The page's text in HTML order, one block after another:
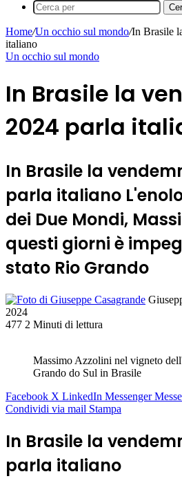
Home/Un occhio sul mondo/In Brasile
italiano
Un occhio sul mondo
In Brasile la
2024 parla
In Brasile la
parla italiano
dei Due Mondi,
questi giorni è
stato Rio Grando
2024
477 2 Minuti di lettura
Massimo Azzolini nel vigneto
Grando do Sul in Brasile
Facebook X LinkedIn Messenger
Condividi via mail Stampa
In Brasile la
parla italiano